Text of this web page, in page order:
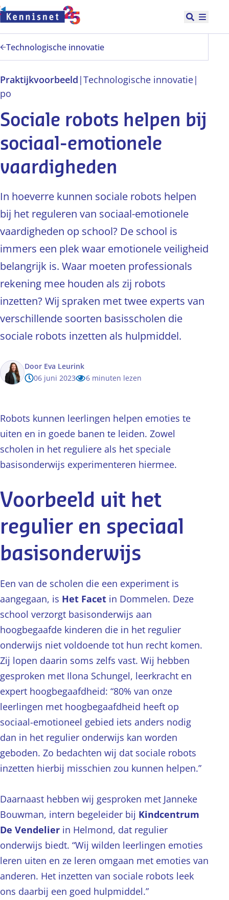
Doorgaan naar hoofdinhoud
Open
Technologische innovatie
Praktijkvoorbeeld |Technologische innovatie|
po
Sociale robots helpen bij
sociaal-emotionele
vaardigheden
In hoeverre kunnen sociale robots helpen
bij het reguleren van sociaal-emotionele
vaardigheden op school? De school is
immers een plek waar emotionele veiligheid
belangrijk is. Waar moeten professionals
rekening mee houden als zij robots
inzetten? Wij spraken met twee experts van
verschillende soorten basisscholen die
sociale robots inzetten als hulpmiddel.
Door Eva Leurink
06 juni 2023
6 minuten lezen
Robots kunnen leerlingen helpen emoties te
uiten en in goede banen te leiden. Zowel
scholen in het reguliere als het speciale
basisonderwijs experimenteren hiermee.
Voorbeeld uit het
regulier en speciaal
basisonderwijs
Een van de scholen die een experiment is
aangegaan, is Het Facet in Dommelen. Deze
school verzorgt basisonderwijs aan
hoogbegaafde kinderen die in het regulier
onderwijs niet voldoende tot hun recht komen.
Zij lopen daarin soms zelfs vast. Wij hebben
gesproken met Ilona Schungel, leerkracht en
expert hoogbegaafdheid: “80% van onze
leerlingen met hoogbegaafdheid heeft op
sociaal-emotioneel gebied iets anders nodig
dan in het regulier onderwijs kan worden
geboden. Zo bedachten wij dat sociale robots
inzetten hierbij misschien zou kunnen helpen.”
Daarnaast hebben wij gesproken met Janneke
Bouwman, intern begeleider bij Kindcentrum
De Vendelier in Helmond, dat regulier
onderwijs biedt. “Wij wilden leerlingen emoties
leren uiten en ze leren omgaan met emoties van
anderen. Het inzetten van sociale robots leek
ons daarbij een goed hulpmiddel.”